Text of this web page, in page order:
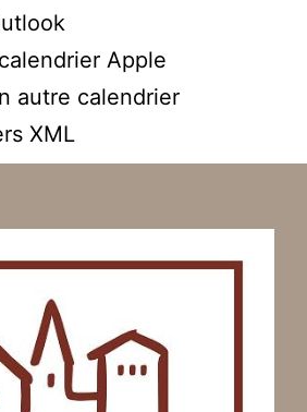
Apple
autre calendrier
XML